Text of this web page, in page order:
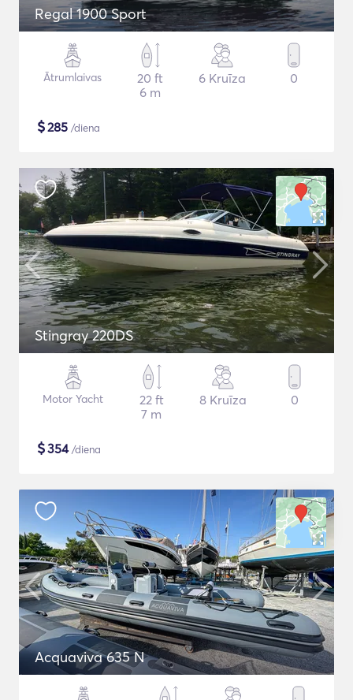
Regal 1900 Sport
Ātrumlaivas
20 ft
6 m
6 Kruīza 0
$285 /diena
Stingray 220DS
Motor Yacht
22 ft
7 m
8 Kruīza 0
$354/diena
Acquaviva 635 N